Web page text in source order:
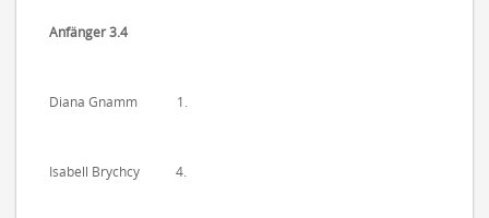
Anfänger 3.4
Diana Gnamm 1.
Isabell Brychcy 4.